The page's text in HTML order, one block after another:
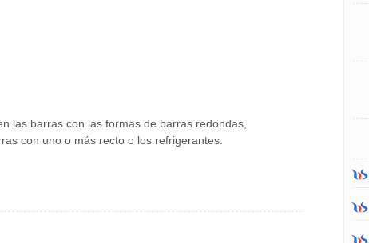
las barras con las formas de barras redondas,
con uno o más recto o los refrigerantes.